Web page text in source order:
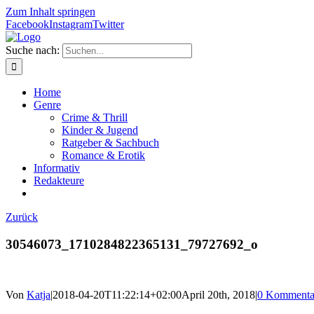
Zum Inhalt springen
FacebookInstagramTwitter
Suche nach:
Home
Genre
Crime & Thrill
Kinder & Jugend
Ratgeber & Sachbuch
Romance & Erotik
Informativ
Redakteure
Zurück
30546073_1710284822365131_79727692_o
Von Katja|2018-04-20T11:22:14+02:00April 20th, 2018|0